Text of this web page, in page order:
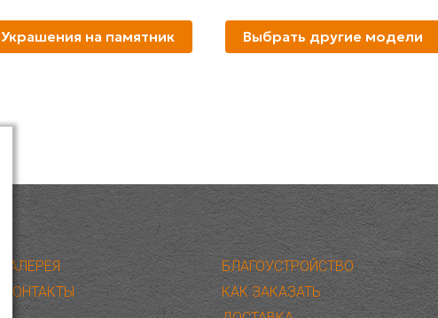
Украшения на памятник Выбрать другие модели
ГАЛЕРЕЯ
КОНТАКТЫ
БЛАГОУСТРОЙСТВО
КАК ЗАКАЗАТЬ